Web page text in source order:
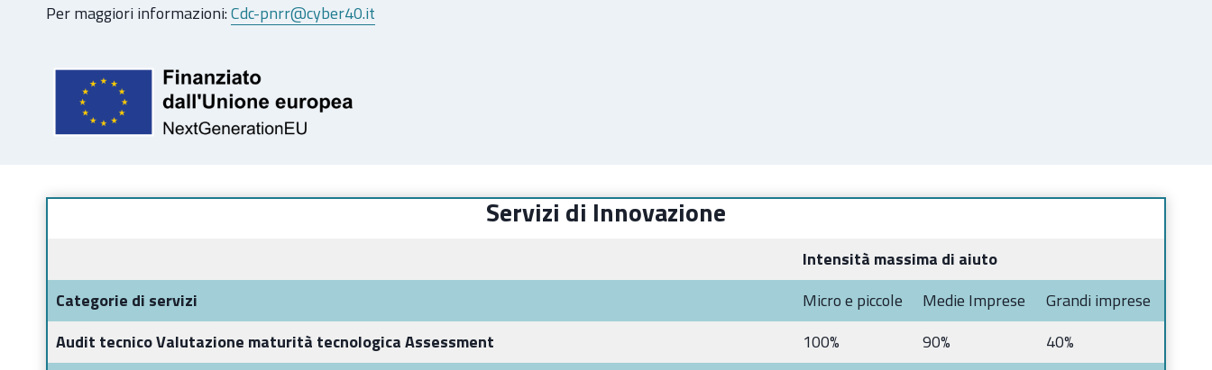
Per maggiori informazioni:Cdc-pnrr@cyber40.it
Servizi di Innovazione
Intensità massima di aiuto
Categorie di servizi
Micro e piccole Medie Imprese
Grandi imprese
Audit tecnico Valutazione maturità tecnologica Assessment
100% 90%
40%